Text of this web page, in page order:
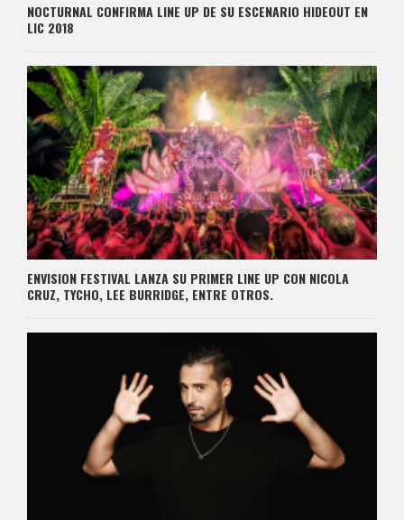
NOCTURNAL CONFIRMA LINE UP DE SU ESCENARIO HIDEOUT EN
LIC 2018
ENVISION FESTIVAL LANZA SU PRIMER LINE UP CON NICOLA
CRUZ, TYCHO, LEE BURRIDGE, ENTRE OTROS.